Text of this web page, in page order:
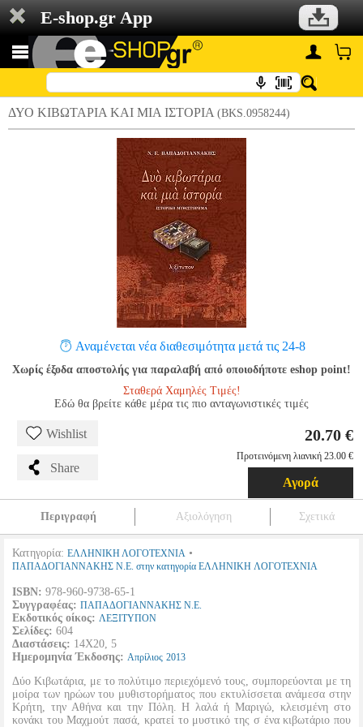
E-shop.gr App
ΔΥΟ ΚΙΒΩΤΑΡΙΑ ΚΑΙ ΜΙΑ ΙΣΤΟΡΙΑ (BKS.0958244)
Αναμένεται νέα διαθεσιμότητα μετά τις 24-8
Χωρίς έξοδα αποστολής για παραλαβή από οποιοδήποτε eshop point!
Σταθερά Χαμηλές Τιμές!
Εδώ θα βρείτε κάθε μέρα τις πιο ανταγωνιστικές τιμές
Wishlist
Share
20.70 €
Προτεινόμενη λιανική 23.00 €
Αγορά
Περιγραφή Αξιολόγηση Σχετικά
Κατηγορία: ΕΛΛΗΝΙΚΗ ΛΟΓΟΤΕΧΝΙΑ •
ΠΑΠΑΔΟΓΙΑΝΝΑΚΗΣ Ν.Ε. στην κατηγορία ΕΛΛΗΝΙΚΗ ΛΟΓΟΤΕΧΝΙΑ
ISBN: 978-960-9738-65-1
Συγγραφέας: ΠΑΠΑΔΟΓΙΑΝΝΑΚΗΣ Ν.Ε.
Εκδοτικός οίκος: ΛΕΞΙΤΥΠΟΝ
Σελίδες: 604
Διαστάσεις: 14Χ20, 5
Ημερομηνία Έκδοσης: Απρίλιος 2013
Δύο Κιβωτάρια, με το πολύτιμο περιεχόμενό τους, συμπορεύονται με τη
μοίρα των ηρώων του μυθιστορήματος που εκτυλίσσεται ανάμεσα στην
Κρήτη, την Αθήνα και την Πόλη. Η λαλά ή Μαριγώ, κλεισμένη στο
κονάκι του Μαχμούτ πασά, κρατεί το μυστικό της σ ένα κιβωτάριο που